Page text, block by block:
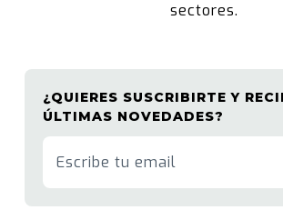
sectores.
¿QUIERES SUSCRIBIRTE Y
ÚLTIMAS NOVEDADES?